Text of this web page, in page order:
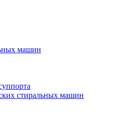
машин
стиральных машин